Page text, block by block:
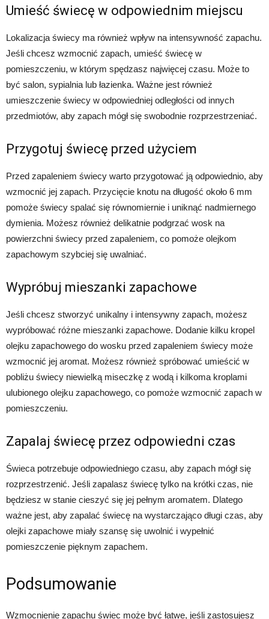
Umieść świecę w odpowiednim miejscu
Lokalizacja świecy ma również wpływ na intensywność zapachu.
Jeśli chcesz wzmocnić zapach, umieść świecę w
pomieszczeniu, w którym spędzasz najwięcej czasu. Może to
być salon, sypialnia lub łazienka. Ważne jest również
umieszczenie świecy w odpowiedniej odległości od innych
przedmiotów, aby zapach mógł się swobodnie rozprzestrzeniać.
Przygotuj świecę przed użyciem
Przed zapaleniem świecy warto przygotować ją odpowiednio, aby
wzmocnić jej zapach. Przycięcie knotu na długość około 6 mm
pomoże świecy spalać się równomiernie i uniknąć nadmiernego
dymienia. Możesz również delikatnie podgrzać wosk na
powierzchni świecy przed zapaleniem, co pomoże olejkom
zapachowym szybciej się uwalniać.
Wypróbuj mieszanki zapachowe
Jeśli chcesz stworzyć unikalny i intensywny zapach, możesz
wypróbować różne mieszanki zapachowe. Dodanie kilku kropel
olejku zapachowego do wosku przed zapaleniem świecy może
wzmocnić jej aromat. Możesz również spróbować umieścić w
pobliżu świecy niewielką miseczkę z wodą i kilkoma kroplami
ulubionego olejku zapachowego, co pomoże wzmocnić zapach w
pomieszczeniu.
Zapalaj świecę przez odpowiedni czas
Świeca potrzebuje odpowiedniego czasu, aby zapach mógł się
rozprzestrzenić. Jeśli zapalasz świecę tylko na krótki czas, nie
będziesz w stanie cieszyć się jej pełnym aromatem. Dlatego
ważne jest, aby zapalać świecę na wystarczająco długi czas, aby
olejki zapachowe miały szansę się uwolnić i wypełnić
pomieszczenie pięknym zapachem.
Podsumowanie
Wzmocnienie zapachu świec może być łatwe, jeśli zastosujesz